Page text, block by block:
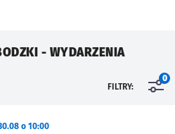
- WYDARZENIA
FILTRY:
0
o 10:00